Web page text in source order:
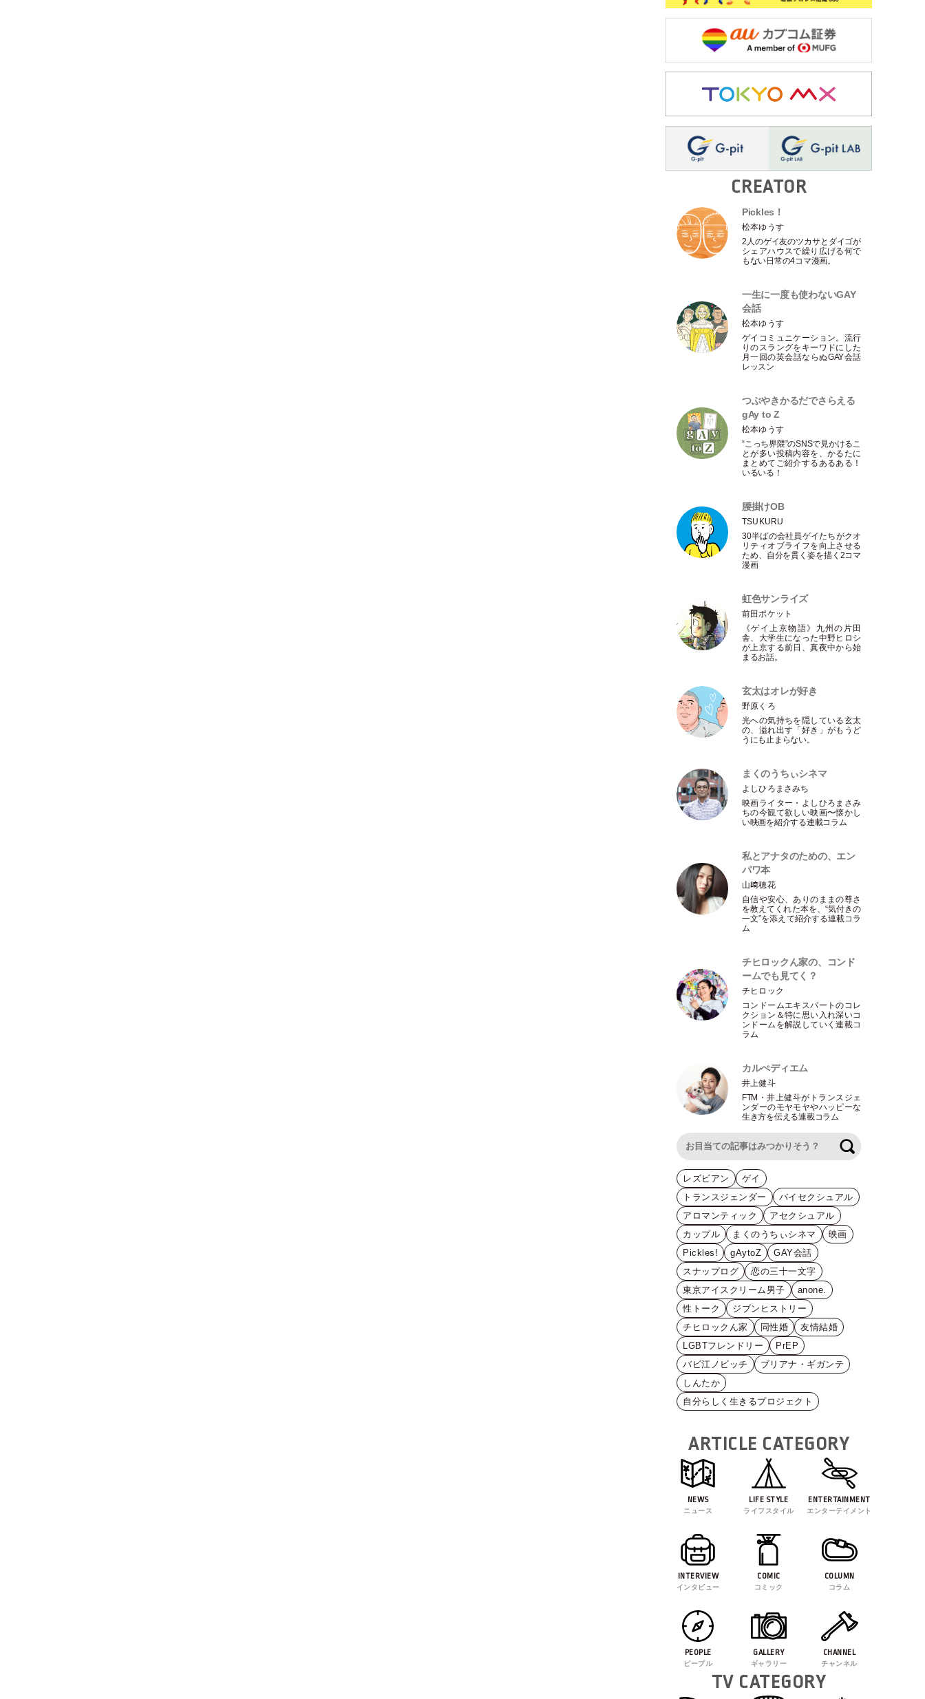
CREATOR
Pickles！
松本ゆうす
2人のゲイ友のツカサとダイゴが
シェアハウスで繰り広げる何で
もない日常の4コマ漫画。
一生に一度も使わないGAY
会話
松本ゆうす
ゲイコミュニケーション。流行
りのスラングをキーワドにした
月一回の英会話ならぬGAY会話
レッスン
つぶやきかるだでさらえる
gAy to Z
松本ゆうす
“こっち界隈”のSNSで見かけるこ
とが多い投稿内容を、かるたに
まとめてご紹介するあるある！
いるいる！
腰掛けOB
TSUKURU
30半ばの会社員ゲイたちがクオ
リティオブライフを向上させる
ため、自分を貫く姿を描く2コマ
漫画
虹色サンライズ
前田ポケット
《ゲイ上京物語》九州の片田
舎、大学生になった中野ヒロシ
が上京する前日、真夜中から始
まるお話。
玄太はオレが好き
野原くろ
光への気持ちを隠している玄太
の、溢れ出す 「好き 」がもうど
うにも止まらない。
まくのうちぃシネマ
よしひろまさみち
映画ライター ・ よしひろまさみ
ちの今観て欲しい映画〜懐かし
い映画を紹介する連載コラム
私とアナタのための、エン
パワ本
山﨑穂花
自信や安心、ありのままの尊さ
を教えてくれた本を、“気付きの
一文”を添えて紹介する連載コラ
ム
チヒロックん家の、コンド
ームでも見てく？
チヒロック
コンドームエキスパートのコレ
クション＆特に思い入れ深いコ
ンドームを解説していく連載コ
ラム
カルぺディエム
井上健斗
FTM ・井上健斗がトランスジェ
ンダーのモヤモヤやハッピーな
生き方を伝える連載コラム
レズビアン
ゲイ
トランスジェンダー
バイセクシュアル
アロマンティック
アセクシュアル
カップル
まくのうちぃシネマ
映画
Pickles!
gAytoZ
GAY会話
スナップログ
恋の三十一文字
東京アイスクリーム男子
anone.
性トーク
ジブンヒストリー
チヒロックん家
同性婚
友情結婚
LGBTフレンドリー
PrEP
バビ江ノビッチ
ブリアナ・ギガンテ
しんたか
自分らしく生きるプロジェクト
ARTICLE CATEGORY
NEWS
ニュース
LIFE STYLE
ライフスタイル
ENTERTAINMENT
エンターテイメント
INTERVIEW
インタビュー
COMIC
コミック
COLUMN
コラム
PEOPLE
ピープル
GALLERY
ギャラリー
CHANNEL
チャンネル
TV CATEGORY